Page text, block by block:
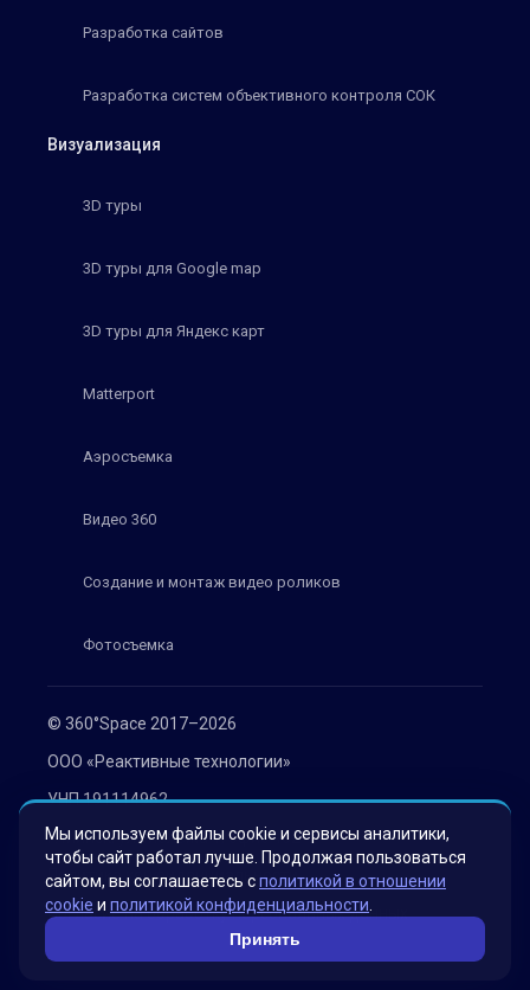
© 360°Space 2017–2026
ООО «Реактивные технологии»
УНП 191114962
г. Минск, ул. Мележа 1, офис 402
Политика конфиденциальности
Согласие на обработку персональных данных
Разработка сайтов
Разработка систем объективного контроля СОК
Визуализация
3D туры
3D туры для Google map
3D туры для Яндекс карт
Matterport
Аэросъемка
Видео 360
Создание и монтаж видео роликов
Фотосъемка
Мы используем файлы cookie и сервисы аналитики,
чтобы сайт работал лучше. Продолжая пользоваться
сайтом, вы соглашаетесь сполитикой в отношении
cookie и политикой конфиденциальности
Принять